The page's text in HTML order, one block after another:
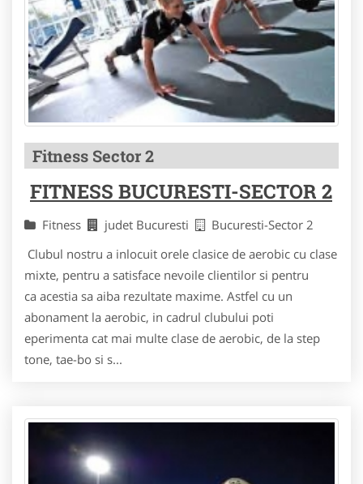
Fitness Sector 2
FITNESS BUCURESTI-SECTOR 2
Fitness judet Bucuresti
Bucuresti-Sector 2
Clubul nostru a inlocuit orele clasice de aerobic cu clase
mixte, pentru a satisface nevoile clientilor si pentru
ca acestia sa aiba rezultate maxime. Astfel cu un
abonament la aerobic, in cadrul clubului poti
eperimenta cat mai multe clase de aerobic, de la step
tone, tae-bo si s...